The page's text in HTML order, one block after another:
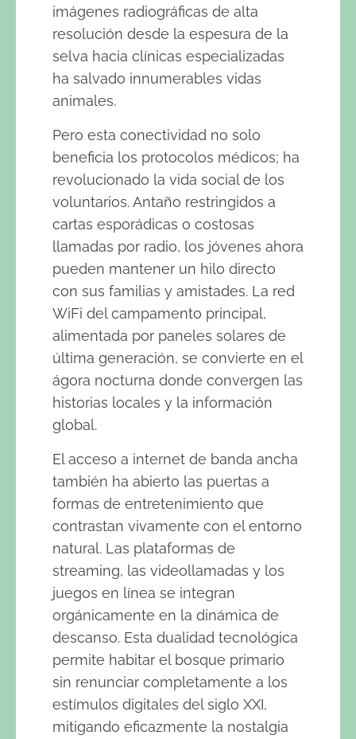
imágenes radiográficas de alta
resolución desde la espesura de la
selva hacia clínicas especializadas
ha salvado innumerables vidas
animales.
Pero esta conectividad no solo
beneficia los protocolos médicos; ha
revolucionado la vida social de los
voluntarios. Antaño restringidos a
cartas esporádicas o costosas
llamadas por radio, los jóvenes ahora
pueden mantener un hilo directo
con sus familias y amistades. La red
WiFi del campamento principal,
alimentada por paneles solares de
última generación, se convierte en el
ágora nocturna donde convergen las
historias locales y la información
global.
El acceso a internet de banda ancha
también ha abierto las puertas a
formas de entretenimiento que
contrastan vivamente con el entorno
natural. Las plataformas de
streaming, las videollamadas y los
juegos en línea se integran
orgánicamente en la dinámica de
descanso. Esta dualidad tecnológica
permite habitar el bosque primario
sin renunciar completamente a los
estímulos digitales del siglo XXI,
mitigando eficazmente la nostalgia